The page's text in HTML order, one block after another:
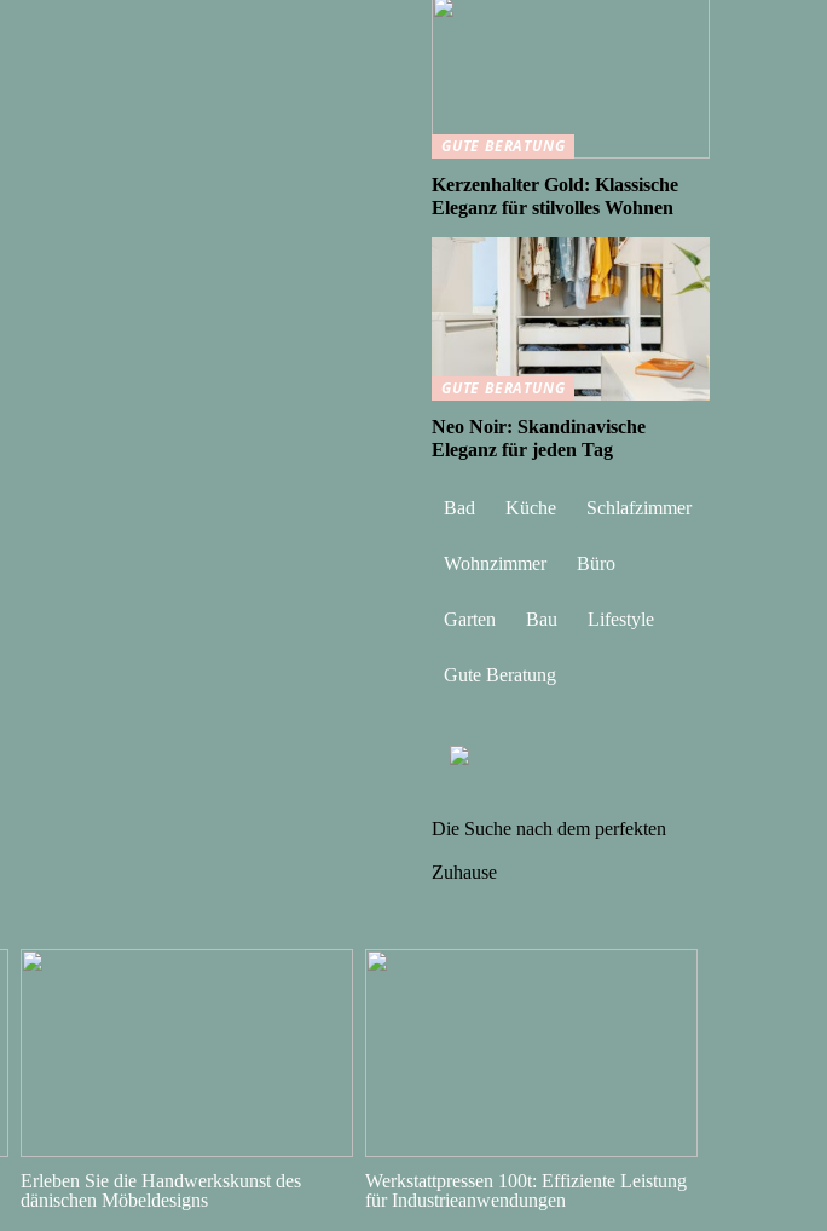
GUTE BERATUNG
Kerzenhalter Gold: Klassische
Eleganz für stilvolles Wohnen
GUTE BERATUNG
Neo Noir: Skandinavische
Eleganz für jeden Tag
Bad Küche Schlafzimmer
Wohnzimmer Büro
Garten Bau Lifestyle
Gute Beratung
Die Suche nach dem perfekten
Zuhause
Erleben Sie die Handwerkskunst des
dänischen Möbeldesigns
Werkstattpressen 100t: Effiziente Leistung
für Industrieanwendungen